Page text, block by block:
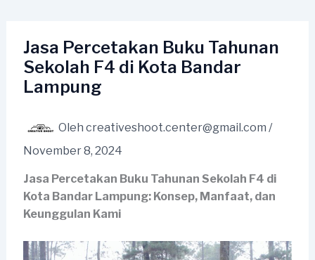
kontenJasa Percetakan Buku Tahunan
Sekolah F4 di Kota Bandar
Lampung
Oleh creativeshoot.center@gmail.com /
November 8, 2024
Jasa Percetakan Buku Tahunan Sekolah F4 di
Kota Bandar Lampung: Konsep, Manfaat, dan
Keunggulan Kami